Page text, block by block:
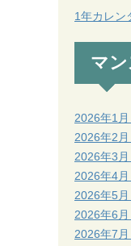
1年カレン
マ
2026年1月
2026年2月
2026年3月
2026年4月
2026年5月
2026年6月
2026年7月